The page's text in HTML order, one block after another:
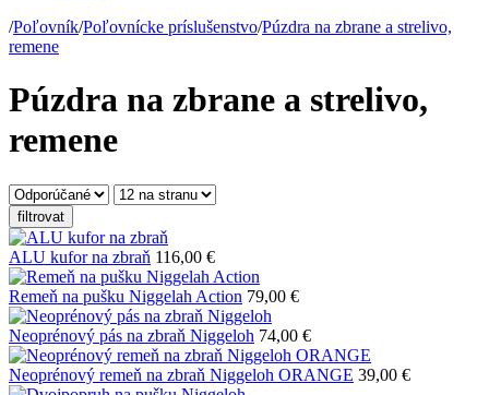
/Poľovník/Poľovnícke príslušenstvo/Púzdra na zbrane a strelivo,
remene
Púzdra na zbrane a strelivo,
remene
filtrovat
ALU kufor na zbraň 116,00 €
Remeň na pušku Niggelah Action 79,00 €
Neoprénový pás na zbraň Niggeloh 74,00 €
Neoprénový remeň na zbraň Niggeloh ORANGE 39,00 €